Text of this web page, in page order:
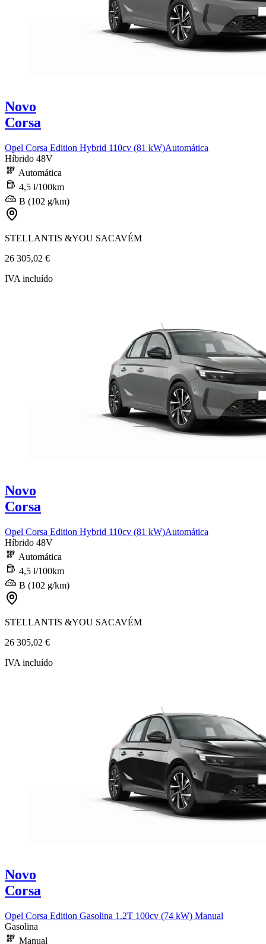
Novo
Corsa
Opel Corsa Edition Hybrid 110cv (81 kW)Automática
Híbrido 48V
Automática
4,5 l/100km
B (102 g/km)
STELLANTIS &YOU SACAVÉM
26 305,02 €
IVA incluído
Novo
Corsa
Opel Corsa Edition Hybrid 110cv (81 kW)Automática
Híbrido 48V
Automática
4,5 l/100km
B (102 g/km)
STELLANTIS &YOU SACAVÉM
26 305,02 €
IVA incluído
Novo
Corsa
Opel Corsa Edition Gasolina 1.2T 100cv (74 kW) Manual
Gasolina
Manual